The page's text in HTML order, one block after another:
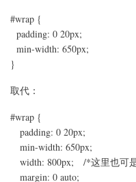
#wrap {
padding: 0 20px;
min-width: 650px;
}
取代：
#wrap {
padding: 0 20px;
min-width: 650px;
width: 800px; /*这里也可
margin: 0 auto;